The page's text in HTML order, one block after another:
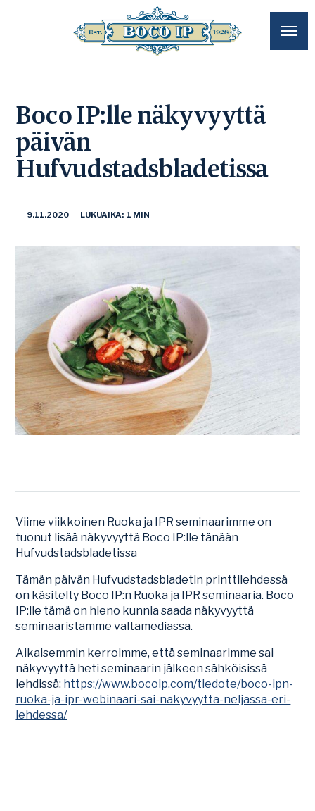
Boco IP:lle näkyvyyttä
päivän
Hufvudstadsbladetissa
9.11.2020 LUKUAIKA: 1 MIN
Viime viikkoinen Ruoka ja IPR seminaarimme on
tuonut lisää näkyvyyttä Boco IP:lle tänään
Hufvudstadsbladetissa
Tämän päivän Hufvudstadsbladetin printtilehdessä
on käsitelty Boco IP:n Ruoka ja IPR seminaaria. Boco
IP:lle tämä on hieno kunnia saada näkyvyyttä
seminaaristamme valtamediassa.
Aikaisemmin kerroimme, että seminaarimme sai
näkyvyyttä heti seminaarin jälkeen sähköisissä
lehdissä: https://www.bocoip.com/tiedote/boco-ipn-
ruoka-ja-ipr-webinaari-sai-nakyvyytta-neljassa-eri-
lehdessa/